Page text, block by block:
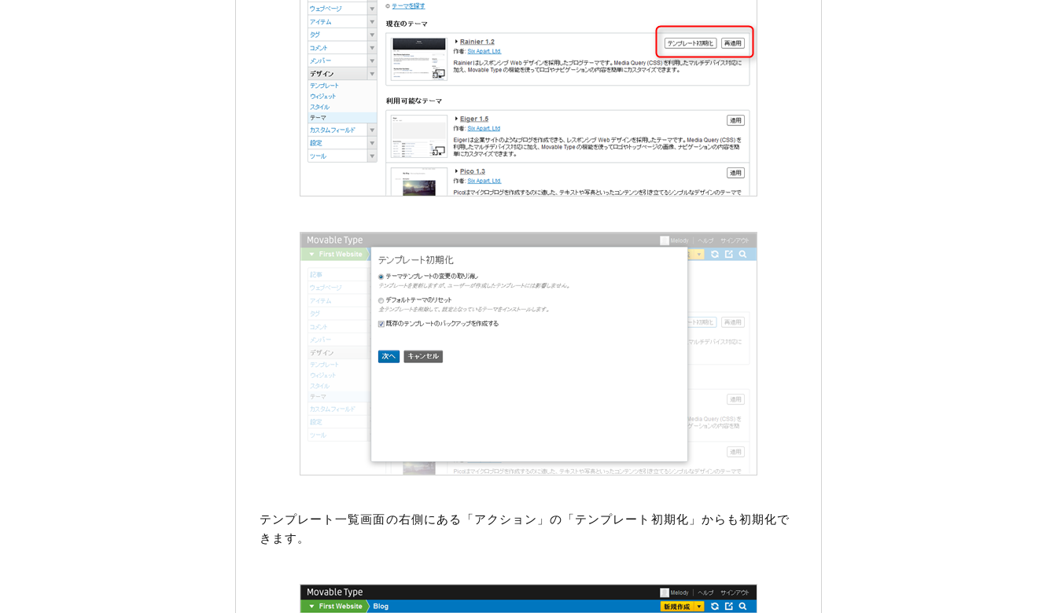
テンプレート一覧画面の右側にある「アクション」の「テンプレート初期化」からも初期化で
きます。